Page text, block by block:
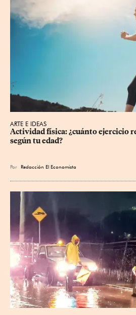
ARTE E IDEAS
Actividad física: ¿cuánto ejercicio
según tu edad?
Por Redacción El Economista